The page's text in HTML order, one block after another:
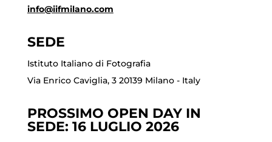
info@iifmilano.com
SEDE
Istituto Italiano di Fotografia
Via Enrico Caviglia, 3 20139 Milano - Italy
PROSSIMO OPEN DAY IN
SEDE: 16 LUGLIO 2026